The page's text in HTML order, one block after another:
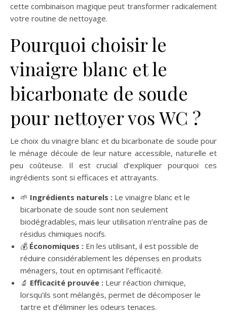
cette combinaison magique peut transformer radicalement
votre routine de nettoyage.
Pourquoi choisir le
vinaigre blanc et le
bicarbonate de soude
pour nettoyer vos WC ?
Le choix du vinaigre blanc et du bicarbonate de soude pour
le ménage découle de leur nature accessible, naturelle et
peu coûteuse. Il est crucial d’expliquer pourquoi ces
ingrédients sont si efficaces et attrayants.
🌱 Ingrédients naturels : Le vinaigre blanc et le
bicarbonate de soude sont non seulement
biodégradables, mais leur utilisation n’entraîne pas de
résidus chimiques nocifs.
💰 Économiques : En les utilisant, il est possible de
réduire considérablement les dépenses en produits
ménagers, tout en optimisant l’efficacité.
🔬 Efficacité prouvée : Leur réaction chimique,
lorsqu’ils sont mélangés, permet de décomposer le
tartre et d’éliminer les odeurs tenaces.